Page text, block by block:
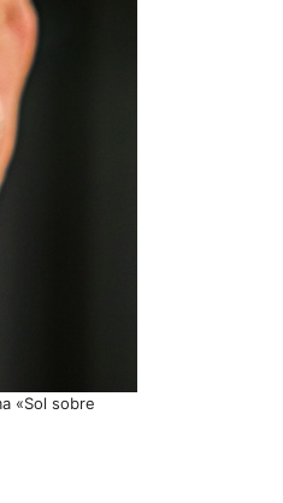
«Sol sobre